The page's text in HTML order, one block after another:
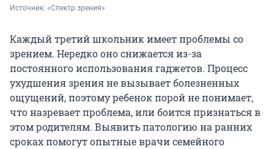
Источник: «Спектр зрения»
Каждый третий школьник имеет проблемы со
зрением. Нередко оно снижается из-за
постоянного использования гаджетов. Процесс
ухудшения зрения не вызывает болезненных
ощущений, поэтому ребенок порой не понимает,
что назревает проблема, или боится признаться в
этом родителям. Выявить патологию на ранних
сроках помогут опытные врачи семейного